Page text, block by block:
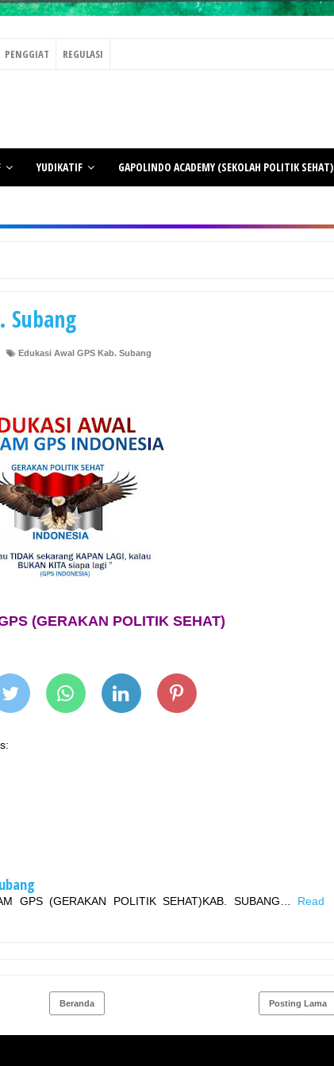
PENGGIAT REGULASI
YUDIKATIF GAPOLINDO ACADEMY (SEKOLAH POLITIK SEHAT)
Subang
Edukasi Awal GPS Kab. Subang
(GERAKAN POLITIK SEHAT)
GPS (GERAKAN POLITIK SEHAT)KAB. SUBANG…
Read
Posting Lama
Beranda